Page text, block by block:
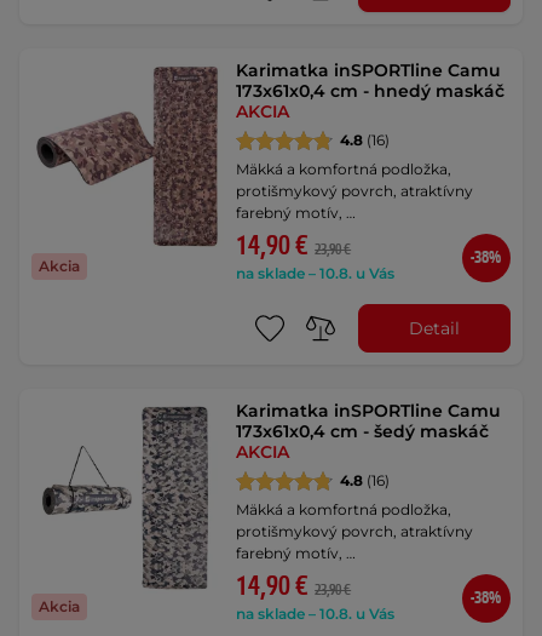
Akcia
Karimatka inSPORTline Camu
173x61x0,4 cm - hnedý maskáč
AKCIA
4.8 (16)
Mäkká a komfortná podložka,
protišmykový povrch, atraktívny
farebný motív, …
14,90 € 23,90 €
na sklade – 10.8. u Vás
-38%
Detail
Akcia
Karimatka inSPORTline Camu
173x61x0,4 cm - šedý maskáč
AKCIA
4.8 (16)
Mäkká a komfortná podložka,
protišmykový povrch, atraktívny
farebný motív, …
14,90 € 23,90 €
na sklade – 10.8. u Vás
-38%